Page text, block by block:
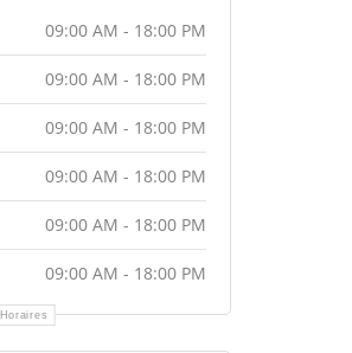
Horaires
09:00 AM - 18:00 PM
09:00 AM - 18:00 PM
09:00 AM - 18:00 PM
09:00 AM - 18:00 PM
09:00 AM - 18:00 PM
09:00 AM - 18:00 PM